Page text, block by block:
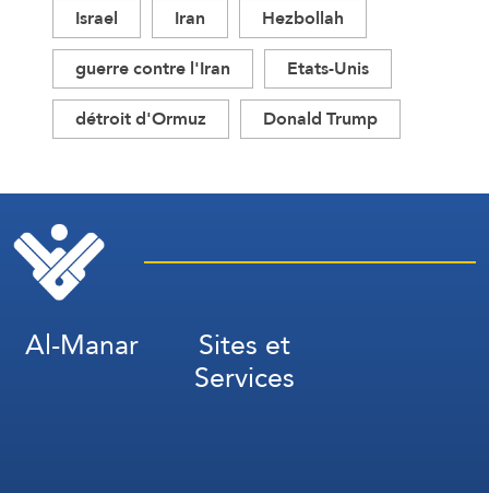
Israel
Iran
Hezbollah
guerre contre l'Iran
Etats-Unis
détroit d'Ormuz
Donald Trump
Al-Manar Sites et
Services